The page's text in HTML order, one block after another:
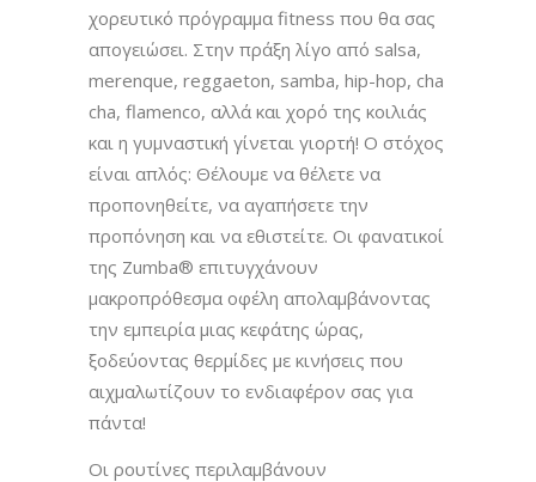
χορευτικό πρόγραμμα fitness που θα σας
απογειώσει. Στην πράξη λίγο από salsa,
merenque, reggaeton, samba, hip-hop, cha
cha, flamenco, αλλά και χορό της κοιλιάς
και η γυμναστική γίνεται γιορτή! Ο στόχος
είναι απλός: Θέλουμε να θέλετε να
προπονηθείτε, να αγαπήσετε την
προπόνηση και να εθιστείτε. Οι φανατικοί
της Zumba® επιτυγχάνουν
μακροπρόθεσμα οφέλη απολαμβάνοντας
την εμπειρία μιας κεφάτης ώρας,
ξοδεύοντας θερμίδες με κινήσεις που
αιχμαλωτίζουν το ενδιαφέρον σας για
πάντα!
Οι ρουτίνες περιλαμβάνουν